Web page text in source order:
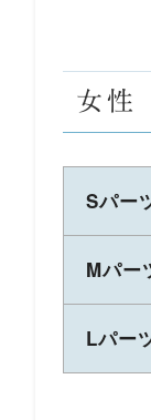
女性
Sパー
Mパー
Lパー